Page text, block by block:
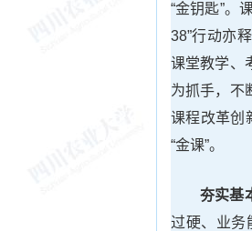
“金钥匙”。
38”行动亦
课堂教学、
为抓手，不
课程改革创
“金课”。
夯实基
过硬、业务